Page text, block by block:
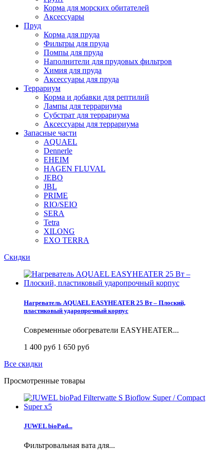
Корма для морских обитателей
Аксессуары
Пруд
Корма для пруда
Фильтры для пруда
Помпы для пруда
Наполнители для прудовых фильтров
Химия для пруда
Аксессуары для пруда
Террариум
Корма и добавки для рептилий
Лампы для террариума
Субстрат для террариума
Аксессуары для террариума
Запасные части
AQUAEL
Dennerle
EHEIM
HAGEN FLUVAL
JEBO
JBL
PRIME
RIO/SEIO
SERA
Tetra
XILONG
EXO TERRA
Скидки
Нагреватель AQUAEL EASYHEATER 25 Вт – Плоский,
пластиковый ударопрочный корпус
Современные обогреватели EASYHEATER...
1 400 руб 1 650 руб
Все скидки
Просмотренные товары
JUWEL bioPad...
Фильтровальная вата для...